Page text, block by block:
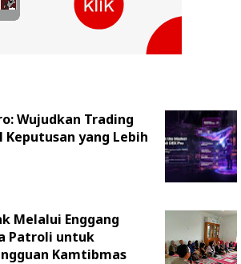
Wujudkan Trading
Keputusan yang Lebih
Melalui Enggang
Patroli untuk
Kamtibmas